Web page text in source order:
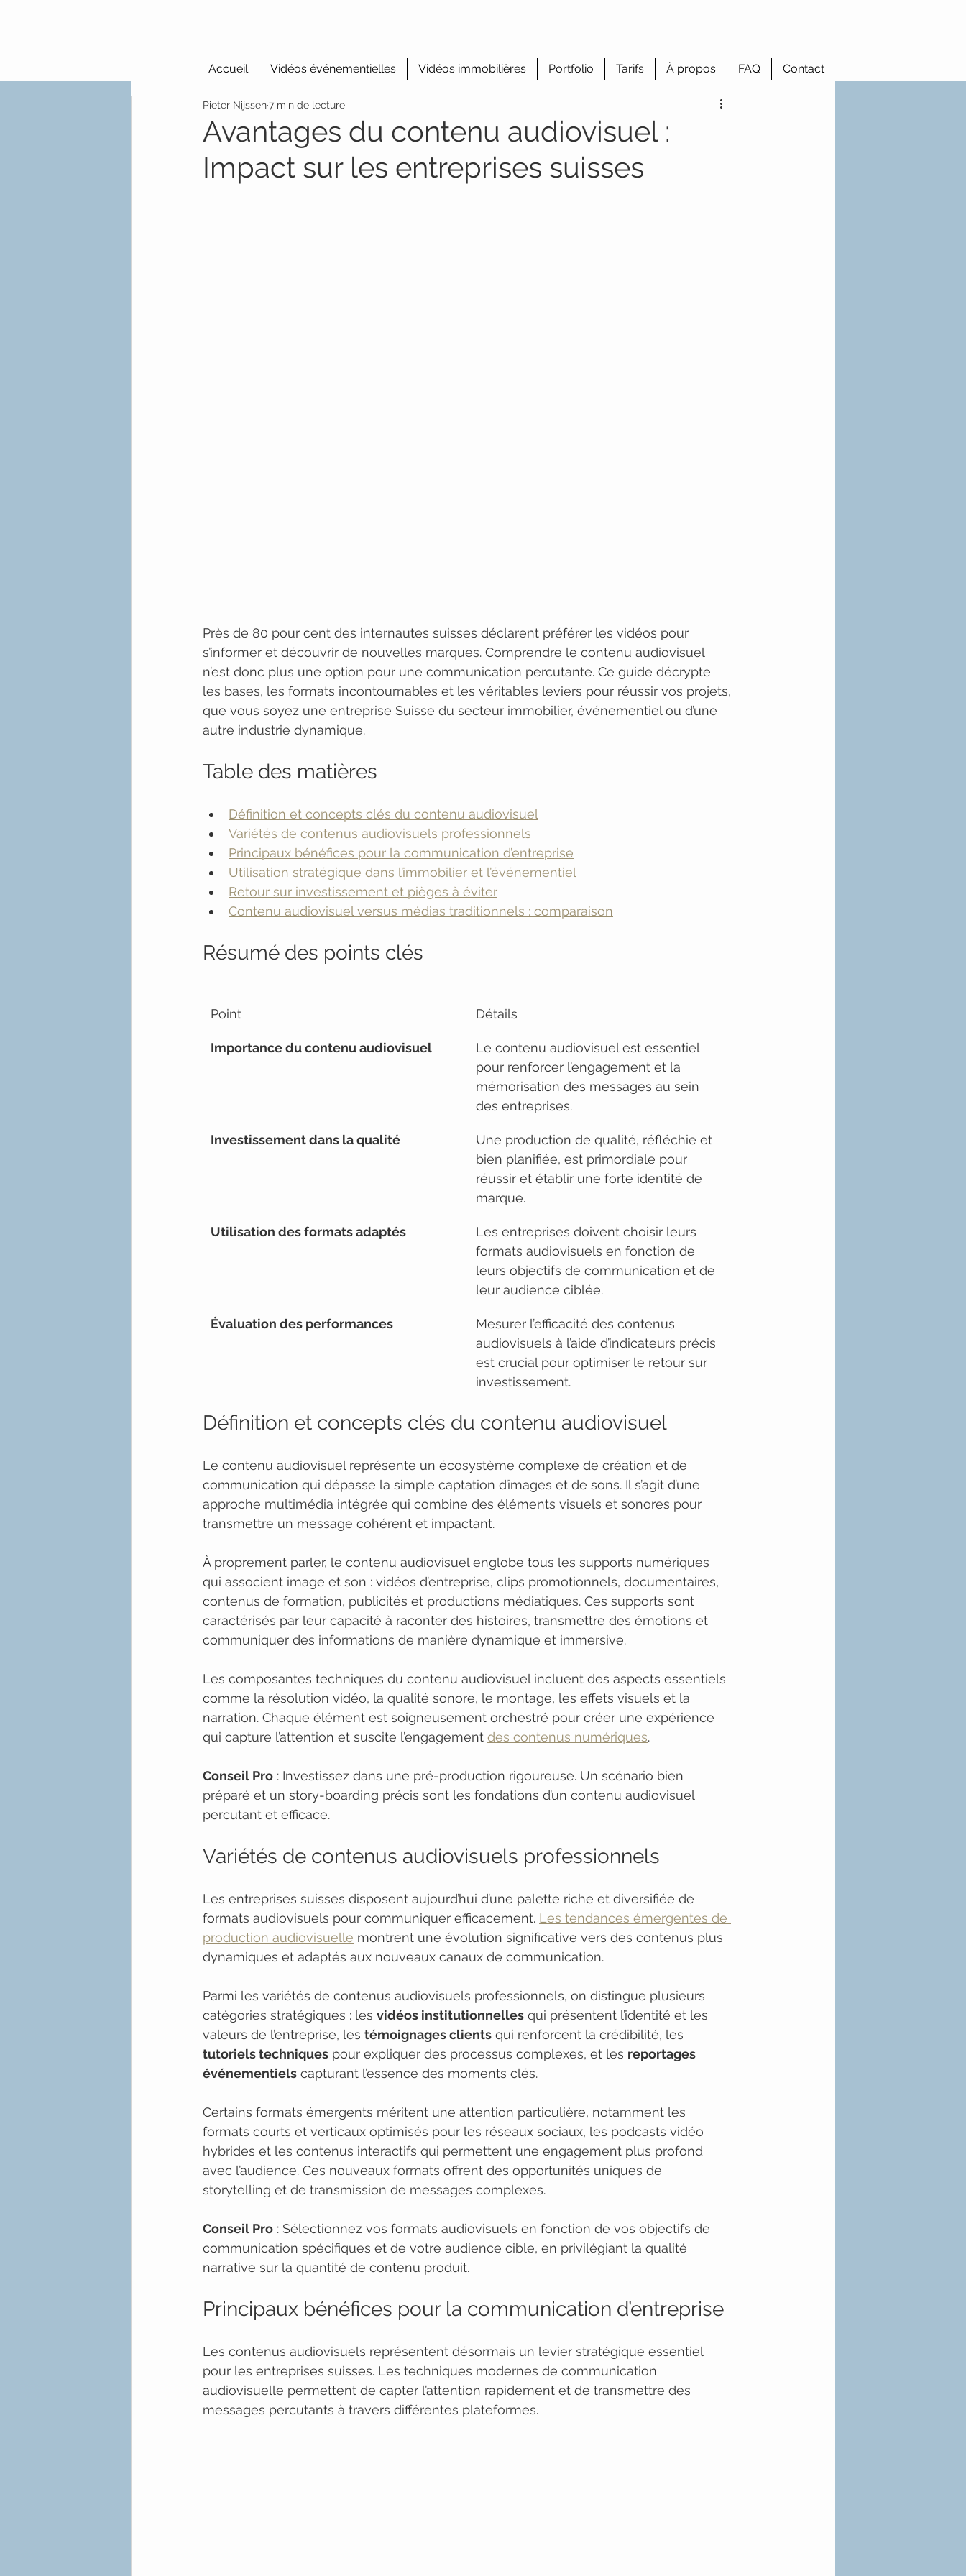
Accueil Vidéos événementielles Vidéos immobilières Portfolio Tarifs À propos FAQ Contact
Avantages du contenu audiovisuel :
Impact sur les entreprises suisses
Pieter Nijssen7 min de lecture
Près de 80 pour cent des internautes suisses déclarent préférer les vidéos pour
s’informer et découvrir de nouvelles marques. Comprendre le contenu audiovisuel
n’est donc plus une option pour une communication percutante. Ce guide décrypte
les bases, les formats incontournables et les véritables leviers pour réussir vos projets,
que vous soyez une entreprise Suisse du secteur immobilier, événementiel ou d’une
autre industrie dynamique.
Table des matières
Définition et concepts clés du contenu audiovisuel
Variétés de contenus audiovisuels professionnels
Principaux bénéfices pour la communication d’entreprise
Utilisation stratégique dans l’immobilier et l’événementiel
Retour sur investissement et pièges à éviter
Contenu audiovisuel versus médias traditionnels : comparaison
Résumé des points clés
Point Détails
Importance du contenu audiovisuel
Le contenu audiovisuel est essentiel
pour renforcer l’engagement et la
mémorisation des messages au sein
des entreprises.
Investissement dans la qualité
Une production de qualité, réfléchie et
bien planifiée, est primordiale pour
réussir et établir une forte identité de
marque.
Utilisation des formats adaptés
Les entreprises doivent choisir leurs
formats audiovisuels en fonction de
leurs objectifs de communication et de
leur audience ciblée.
Évaluation des performances
Mesurer l’efficacité des contenus
audiovisuels à l’aide d’indicateurs précis
est crucial pour optimiser le retour sur
investissement.
Définition et concepts clés du contenu audiovisuel
Le contenu audiovisuel représente un écosystème complexe de création et de
communication qui dépasse la simple captation d’images et de sons. Il s’agit d’une
approche multimédia intégrée qui combine des éléments visuels et sonores pour
transmettre un message cohérent et impactant.
À proprement parler, le contenu audiovisuel englobe tous les supports numériques
qui associent image et son : vidéos d’entreprise, clips promotionnels, documentaires,
contenus de formation, publicités et productions médiatiques. Ces supports sont
caractérisés par leur capacité à raconter des histoires, transmettre des émotions et
communiquer des informations de manière dynamique et immersive.
Les composantes techniques du contenu audiovisuel incluent des aspects essentiels
comme la résolution vidéo, la qualité sonore, le montage, les effets visuels et la
narration. Chaque élément est soigneusement orchestré pour créer une expérience
qui capture l’attention et suscite l’engagement des contenus numériques.
Conseil Pro : Investissez dans une pré-production rigoureuse. Un scénario bien
préparé et un story-boarding précis sont les fondations d’un contenu audiovisuel
percutant et efficace.
Variétés de contenus audiovisuels professionnels
Les entreprises suisses disposent aujourd’hui d’une palette riche et diversifiée de
formats audiovisuels pour communiquer efficacement. Les tendances émergentes de
production audiovisuelle montrent une évolution significative vers des contenus plus
dynamiques et adaptés aux nouveaux canaux de communication.
Parmi les variétés de contenus audiovisuels professionnels, on distingue plusieurs
catégories stratégiques : les vidéos institutionnelles qui présentent l’identité et les
valeurs de l’entreprise, les témoignages clients qui renforcent la crédibilité, les
tutoriels techniques pour expliquer des processus complexes, et les reportages
événementiels capturant l’essence des moments clés.
Certains formats émergents méritent une attention particulière, notamment les
formats courts et verticaux optimisés pour les réseaux sociaux, les podcasts vidéo
hybrides et les contenus interactifs qui permettent une engagement plus profond
avec l’audience. Ces nouveaux formats offrent des opportunités uniques de
storytelling et de transmission de messages complexes.
Conseil Pro : Sélectionnez vos formats audiovisuels en fonction de vos objectifs de
communication spécifiques et de votre audience cible, en privilégiant la qualité
narrative sur la quantité de contenu produit.
Principaux bénéfices pour la communication d’entreprise
Les contenus audiovisuels représentent désormais un levier stratégique essentiel
pour les entreprises suisses. Les techniques modernes de communication
audiovisuelle permettent de capter l’attention rapidement et de transmettre des
messages percutants à travers différentes plateformes.